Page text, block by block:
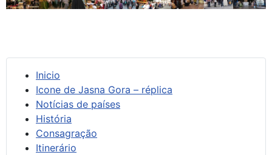
Inicio
Icone de Jasna Gora – réplica
Notícias de países
História
Consagração
Itinerário